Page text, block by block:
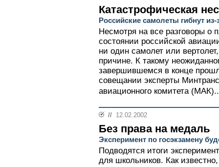
Катастрофическая
Российские самолеты гибнут
Несмотря на все разговоры о
состоянии российской
ни один самолет или
причине. К такому
завершившемся в конце
совещании эксперты
авиационного комитета
// 12.02.2002
Без права на медаль
Эксперимент по госэкзамену
Подводятся итоги
для школьников. Как